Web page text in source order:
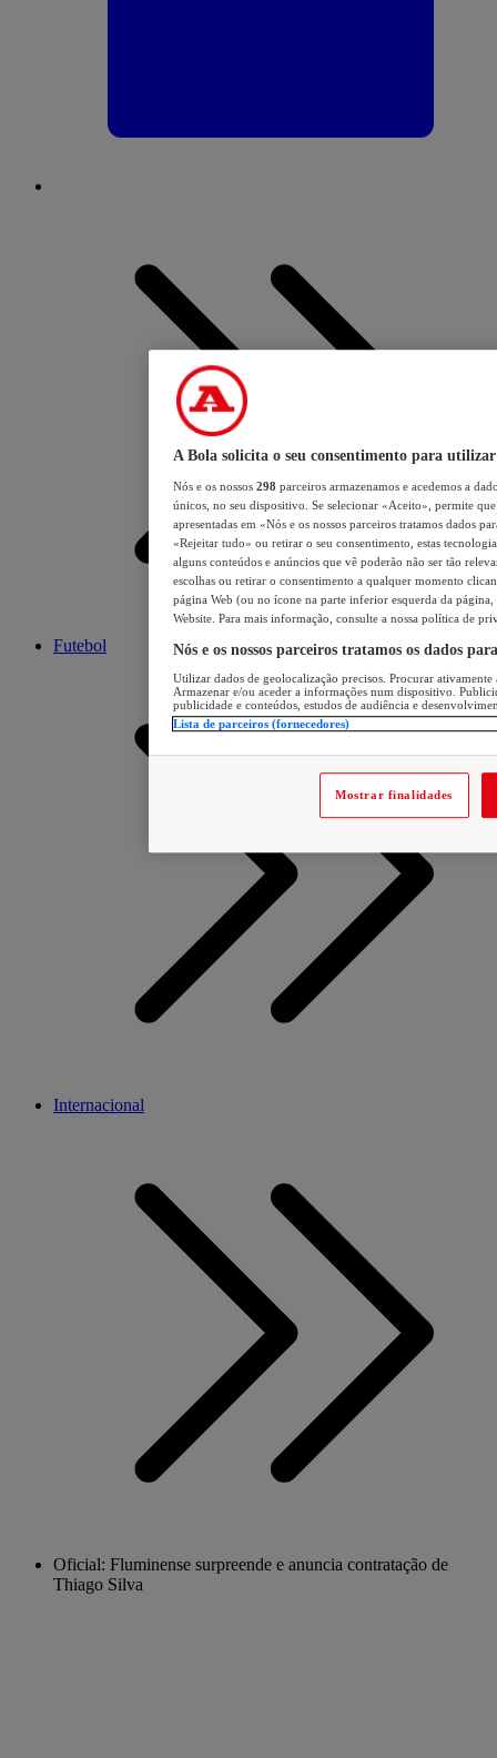
Futebol
Internacional
Oficial: Fluminense surpreende e anuncia contratação de
Thiago Silva
A Bola solicita o seu consentimento para utilizar
Nós e os nossos 298 parceiros armazenamos e acedemos a
únicos, no seu dispositivo. Se selecionar «Aceito», permite
apresentadas em «Nós e os nossos parceiros tratamos dados
«Rejeitar tudo» ou retirar o seu consentimento, estas
alguns conteúdos e anúncios que vê poderão não ser tão
escolhas ou retirar o consentimento a qualquer momento
página Web (ou no ícone na parte inferior esquerda da página,
Website. Para mais informação, consulte a nossa política de
Nós e os nossos parceiros tratamos os dados
Utilizar dados de geolocalização precisos. Procurar
Armazenar e/ou aceder a informações num dispositivo.
publicidade e conteúdos, estudos de audiência e
Lista de parceiros (fornecedores)
Mostrar finalidades